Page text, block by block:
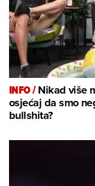
INFO /Nikad više
osjećaj da smo
bullshita?